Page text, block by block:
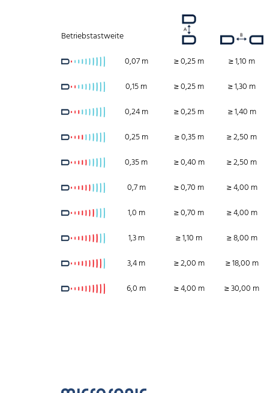
Betriebstastweite
0,07 m
≥ 0,25 m
≥ 1,10 m
0,15 m
≥ 0,25 m
≥ 1,30 m
0,24 m
≥ 0,25 m
≥ 1,40 m
0,25 m
≥ 0,35 m
≥ 2,50 m
0,35 m
≥ 0,40 m
≥ 2,50 m
0,7 m
≥ 0,70 m
≥ 4,00 m
1,0 m
≥ 0,70 m
≥ 4,00 m
1,3 m
≥ 1,10 m
≥ 8,00 m
3,4 m
≥ 2,00 m
≥ 18,00 m
6,0 m
≥ 4,00 m ≥ 30,00 m